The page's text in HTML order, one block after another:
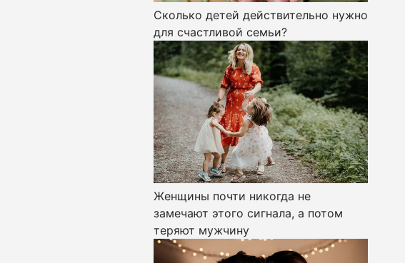
Сколько детей действительно нужно
для счастливой семьи?
Женщины почти никогда не
замечают этого сигнала, а потом
теряют мужчину